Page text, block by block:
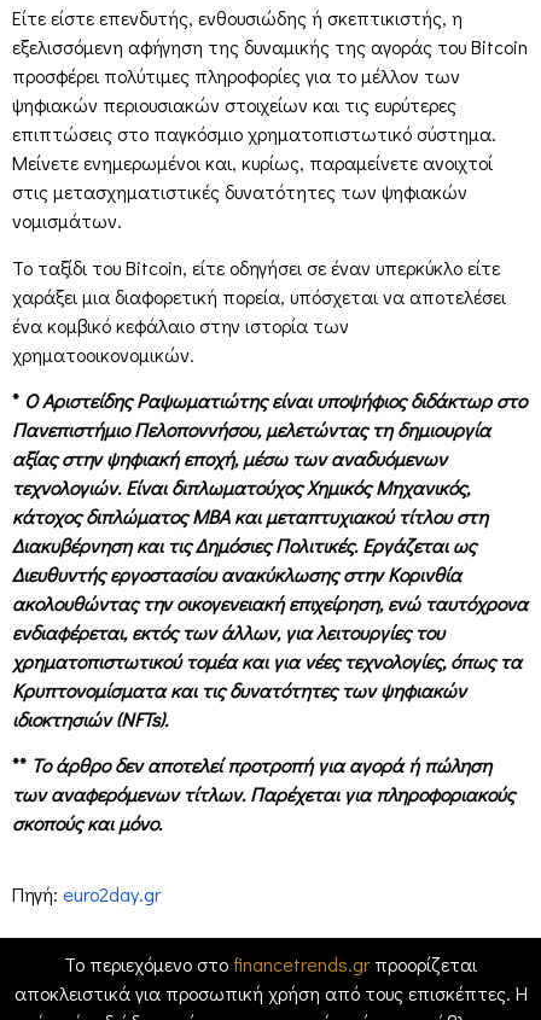
Είτε είστε επενδυτής, ενθουσιώδης ή σκεπτικιστής, η
εξελισσόμενη αφήγηση της δυναμικής της αγοράς του Bitcoin
προσφέρει πολύτιμες πληροφορίες για το μέλλον των
ψηφιακών περιουσιακών στοιχείων και τις ευρύτερες
επιπτώσεις στο παγκόσμιο χρηματοπιστωτικό σύστημα.
Μείνετε ενημερωμένοι και, κυρίως, παραμείνετε ανοιχτοί
στις μετασχηματιστικές δυνατότητες των ψηφιακών
νομισμάτων.
Το ταξίδι του Bitcoin, είτε οδηγήσει σε έναν υπερκύκλο είτε
χαράξει μια διαφορετική πορεία, υπόσχεται να αποτελέσει
ένα κομβικό κεφάλαιο στην ιστορία των
χρηματοοικονομικών.
* Ο Αριστείδης Ραψωματιώτης είναι υποψήφιος διδάκτωρ στο
Πανεπιστήμιο Πελοποννήσου, μελετώντας τη δημιουργία
αξίας στην ψηφιακή εποχή, μέσω των αναδυόμενων
τεχνολογιών. Είναι διπλωματούχος Χημικός Μηχανικός,
κάτοχος διπλώματος MBA και μεταπτυχιακού τίτλου στη
Διακυβέρνηση και τις Δημόσιες Πολιτικές. Εργάζεται ως
Διευθυντής εργοστασίου ανακύκλωσης στην Κορινθία
ακολουθώντας την οικογενειακή επιχείρηση, ενώ ταυτόχρονα
ενδιαφέρεται, εκτός των άλλων, για λειτουργίες του
χρηματοπιστωτικού τομέα και για νέες τεχνολογίες, όπως τα
Κρυπτονομίσματα και τις δυνατότητες των ψηφιακών
ιδιοκτησιών (NFTs).
** Το άρθρο δεν αποτελεί προτροπή για αγορά ή πώληση
των αναφερόμενων τίτλων. Παρέχεται για πληροφοριακούς
σκοπούς και μόνο.
Πηγή: euro2day.gr
Το περιεχόμενο στο financetrends.grπροορίζεται
αποκλειστικά για προσωπική χρήση από τους επισκέπτες. Η